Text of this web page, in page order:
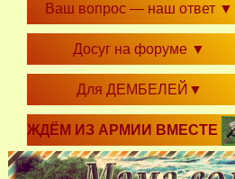
Ваш вопрос — наш ответ ▼
Досуг на форуме ▼
Для ДЕМБЕЛЕЙ ▼
ЖДЁМ ИЗ АРМИИ ВМЕСТЕ